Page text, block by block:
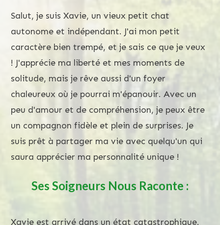
Salut, je suis Xavie, un vieux petit chat
autonome et indépendant. J'ai mon petit
caractère bien trempé, et je sais ce que je veux
! J'apprécie ma liberté et mes moments de
solitude, mais je rêve aussi d'un foyer
chaleureux où je pourrai m'épanouir. Avec un
peu d'amour et de compréhension, je peux être
un compagnon fidèle et plein de surprises. Je
suis prêt à partager ma vie avec quelqu'un qui
saura apprécier ma personnalité unique !
Ses Soigneurs Nous Raconte :
Xavie est arrivé dans un état catastrophique.